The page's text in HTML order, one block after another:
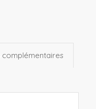
complémentaires